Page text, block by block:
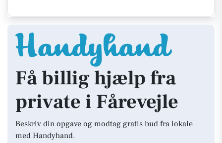
Få billig hjælp fra
private i Fårevejle
Beskriv din opgave og modtag gratis bud fra lokale
med Handyhand.